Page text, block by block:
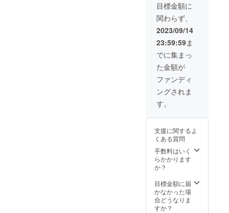
目標金額に
関わらず、
2023/09/14
23:59:59ま
でに集まっ
た金額が
ファンディ
ングされま
す。
支援に関するよ
くある質問
手数料はいく
らかかります
か？
目標金額に届
かなかった場
合どうなりま
すか？